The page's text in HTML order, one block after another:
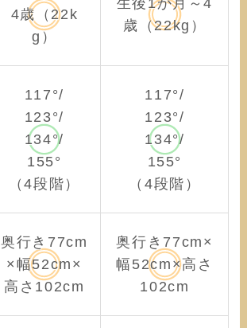
4歳（22k
g）
歳（22kg）
117°/
123°/
134°/
155°
（4段階）
117°/
123°/
134°/
155°
（4段階）
奥行き77cm
×幅52cm×
高さ102cm
奥行き77cm×
幅52cm×高さ
102cm